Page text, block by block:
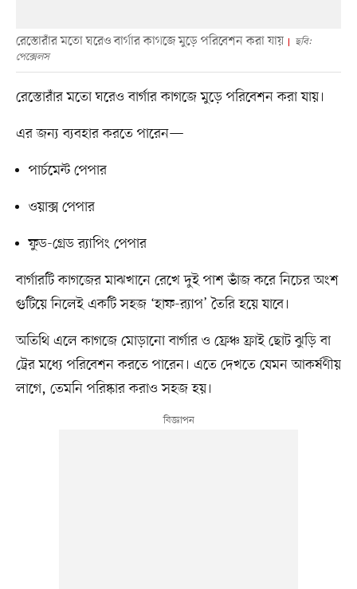
রেস্তোরাঁর মতো ঘরেও বার্গার কাগজে মুড়ে পরিবেশন করা যায়
ছবি:
পেক্সেলস
রেস্তোরাঁর মতো ঘরেও বার্গার কাগজে মুড়ে পরিবেশন করা যায়।
এর জন্য ব্যবহার করতে পারেন—
পার্চমেন্ট পেপার
ওয়াক্স পেপার
ফুড-গ্রেড র‍্যাপিং পেপার
বার্গারটি কাগজের মাঝখানে রেখে দুই পাশ ভাঁজ করে নিচের অংশ
গুটিয়ে নিলেই একটি সহজ ‘হাফ-র‍্যাপ’ তৈরি হয়ে যাবে।
অতিথি এলে কাগজে মোড়ানো বার্গার ও ফ্রেঞ্চ ফ্রাই ছোট ঝুড়ি বা
ট্রের মধ্যে পরিবেশন করতে পারেন। এতে দেখতে যেমন আকর্ষণীয়
লাগে, তেমনি পরিষ্কার করাও সহজ হয়।